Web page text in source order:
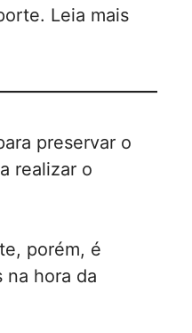
Leia mais
preservar o
realizar o
porém, é
hora da